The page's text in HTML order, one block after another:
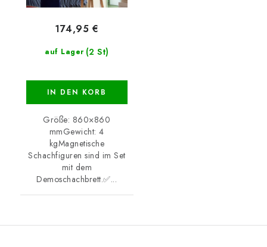
auf Lager (2 St)
174,95 €
IN DEN KORB
Größe: 860×860
mmGewicht: 4
kgMagnetische
Schachfiguren sind im Set
mit dem
Demoschachbrett.✅...